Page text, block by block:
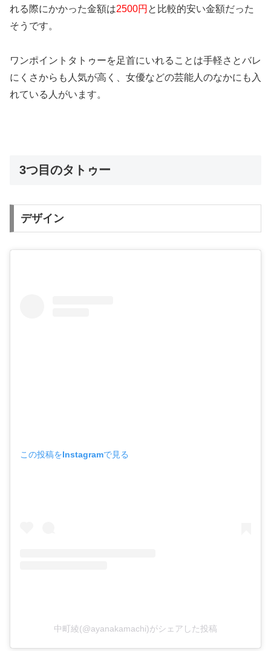
れる際にかかった金額は2500円 と比較的安い金額だった
そうです。
ワンポイントタトゥーを足首にいれることは手軽さとバレ
にくさからも人気が高く、女優などの芸能人のなかにも入
れている人がいます。
3つ目のタトゥー
デザイン
この投稿をInstagramで見る
中町綾(@ayanakamachi)がシェアした投稿